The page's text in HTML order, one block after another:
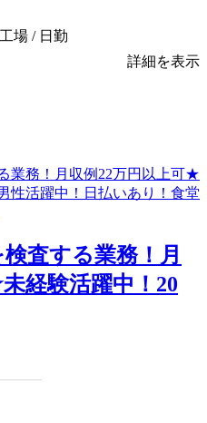
場 / 日勤
詳細を表示
査する業務！月
経験活躍中！20